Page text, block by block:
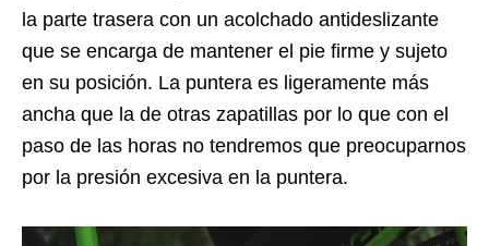
la parte trasera con un acolchado antideslizante
que se encarga de mantener el pie firme y sujeto
en su posición. La puntera es ligeramente más
ancha que la de otras zapatillas por lo que con el
paso de las horas no tendremos que preocuparnos
por la presión excesiva en la puntera.